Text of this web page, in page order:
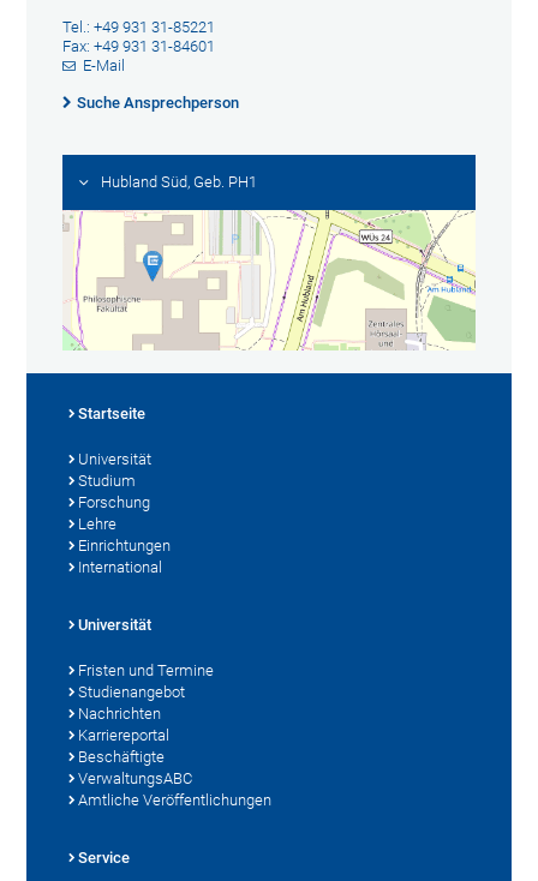
Tel.: +49 931 31-85221
Fax: +49 931 31-84601
E-Mail
Suche Ansprechperson
Hubland Süd, Geb. PH1
Startseite
Universität
Studium
Forschung
Lehre
Einrichtungen
International
Universität
Fristen und Termine
Studienangebot
Nachrichten
Karriereportal
Beschäftigte
VerwaltungsABC
Amtliche Veröffentlichungen
Service